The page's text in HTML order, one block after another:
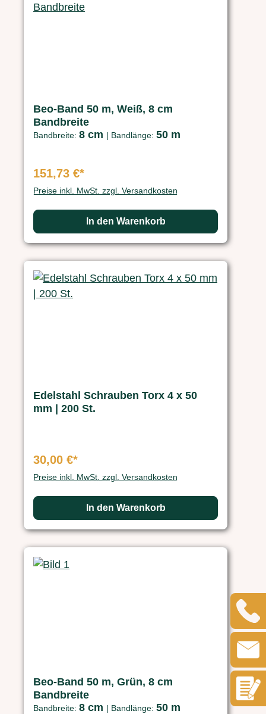
Beo-Band 50 m, Weiß, 8 cm
Bandbreite
Bandbreite: 8 cm | Bandlänge: 50 m
151,73 €*
Preise inkl. MwSt. zzgl. Versandkosten
In den Warenkorb
Edelstahl Schrauben Torx 4 x 50
mm | 200 St.
30,00 €*
Preise inkl. MwSt. zzgl. Versandkosten
In den Warenkorb
Beo-Band 50 m, Grün, 8 cm
Bandbreite
Bandbreite: 8 cm | Bandlänge: 50 m